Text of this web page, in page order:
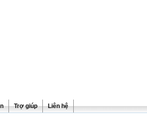
Trợ giúp Liên hệ